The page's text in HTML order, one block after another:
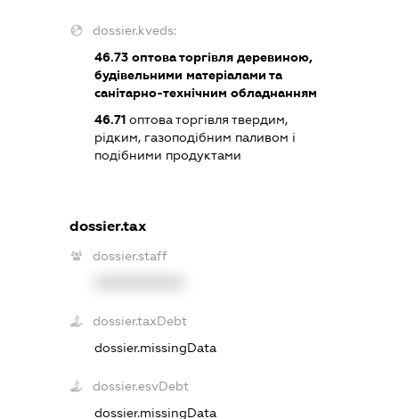
dossier.kveds:
46.73оптова торгівля деревиною,
будівельними матеріалами та
санітарно-технічним обладнанням
46.71оптова торгівля твердим,
рідким, газоподібним паливом і
подібними продуктами
dossier.tax
dossier.staff
dossier.taxDebt
dossier.missingData
dossier.esvDebt
dossier.missingData